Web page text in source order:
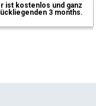
ist kostenlos und ganz
3 months.